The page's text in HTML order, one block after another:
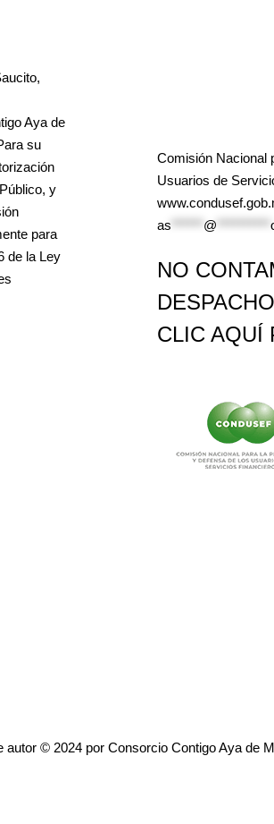
Aya de
su
y
para
de la Ley
Comisión Nacional
Usuarios de
as
@
NO
CLIC AQUÍ
autor © 2024 por Consorcio Contigo Aya de